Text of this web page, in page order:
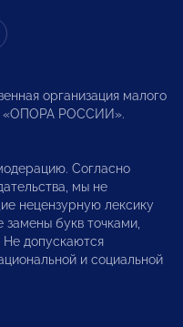
организация малого
«ОПОРА РОССИИ».
Согласно
мы не
нецензурную лексику
букв точками,
допускаются
и социальной